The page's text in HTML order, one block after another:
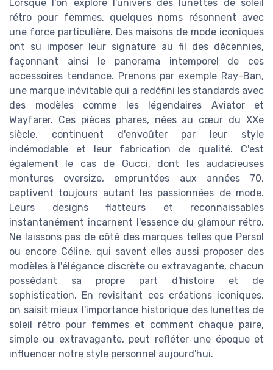
Lorsque l'on explore l'univers des lunettes de soleil
rétro pour femmes, quelques noms résonnent avec
une force particulière. Des maisons de mode iconiques
ont su imposer leur signature au fil des décennies,
façonnant ainsi le panorama intemporel de ces
accessoires tendance. Prenons par exemple Ray-Ban,
une marque inévitable qui a redéfini les standards avec
des modèles comme les légendaires Aviator et
Wayfarer. Ces pièces phares, nées au cœur du XXe
siècle, continuent d'envoûter par leur style
indémodable et leur fabrication de qualité. C'est
également le cas de Gucci, dont les audacieuses
montures oversize, empruntées aux années 70,
captivent toujours autant les passionnées de mode.
Leurs designs flatteurs et reconnaissables
instantanément incarnent l'essence du glamour rétro.
Ne laissons pas de côté des marques telles que Persol
ou encore Céline, qui savent elles aussi proposer des
modèles à l'élégance discrète ou extravagante, chacun
possédant sa propre part d'histoire et de
sophistication. En revisitant ces créations iconiques,
on saisit mieux l'importance historique des lunettes de
soleil rétro pour femmes et comment chaque paire,
simple ou extravagante, peut refléter une époque et
influencer notre style personnel aujourd'hui.